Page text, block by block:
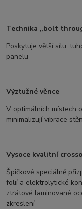
Technika „bolt
Poskytuje větší sílu,
panelu
Výztužné věnce
V optimálních místech
minimalizují vibrace stěn
Vysoce kvalitní
Špičkové speciálně
folií a elektrolytické
ztrátové laminované
zkreslení